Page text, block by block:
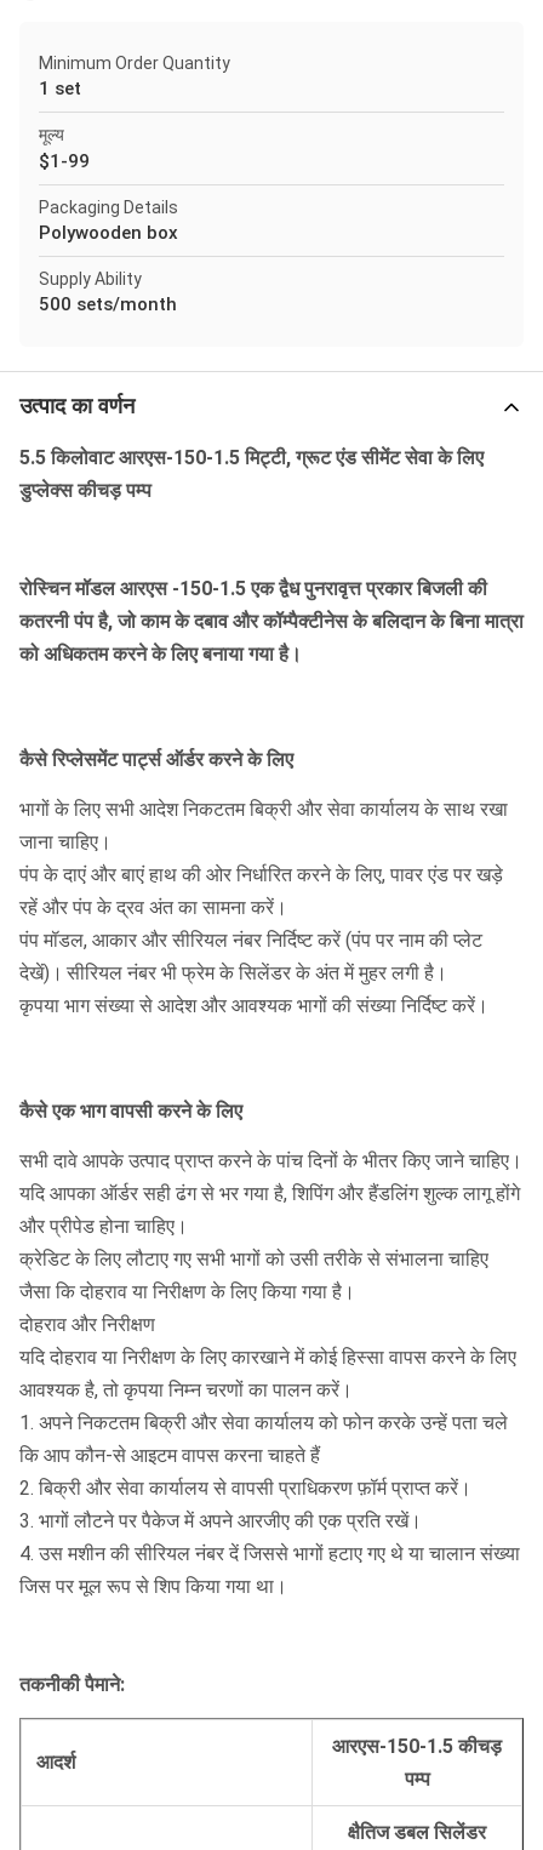
Minimum Order Quantity
1 set
मूल्य
$1-99
Packaging Details
Polywooden box
Supply Ability
500 sets/month
उत्पाद का वर्णन
5.5 किलोवाट आरएस-150-1.5 मिट्टी, ग्रूट एंड सीमेंट सेवा के लिए
डुप्लेक्स कीचड़ पम्प
रोस्चिन मॉडल आरएस -150-1.5 एक द्वैध पुनरावृत्त प्रकार बिजली की
कतरनी पंप है, जो काम के दबाव और कॉम्पैक्टीनेस के बलिदान के बिना मात्रा
को अधिकतम करने के लिए बनाया गया है।
कैसे रिप्लेसमेंट पार्ट्स ऑर्डर करने के लिए
भागों के लिए सभी आदेश निकटतम बिक्री और सेवा कार्यालय के साथ रखा
जाना चाहिए।
पंप के दाएं और बाएं हाथ की ओर निर्धारित करने के लिए, पावर एंड पर खड़े
रहें और पंप के द्रव अंत का सामना करें।
पंप मॉडल, आकार और सीरियल नंबर निर्दिष्ट करें (पंप पर नाम की प्लेट
देखें)। सीरियल नंबर भी फ्रेम के सिलेंडर के अंत में मुहर लगी है।
कृपया भाग संख्या से आदेश और आवश्यक भागों की संख्या निर्दिष्ट करें।
कैसे एक भाग वापसी करने के लिए
सभी दावे आपके उत्पाद प्राप्त करने के पांच दिनों के भीतर किए जाने चाहिए।
यदि आपका ऑर्डर सही ढंग से भर गया है, शिपिंग और हैंडलिंग शुल्क लागू होंगे
और प्रीपेड होना चाहिए।
क्रेडिट के लिए लौटाए गए सभी भागों को उसी तरीके से संभालना चाहिए
जैसा कि दोहराव या निरीक्षण के लिए किया गया है।
दोहराव और निरीक्षण
यदि दोहराव या निरीक्षण के लिए कारखाने में कोई हिस्सा वापस करने के लिए
आवश्यक है, तो कृपया निम्न चरणों का पालन करें।
1. अपने निकटतम बिक्री और सेवा कार्यालय को फोन करके उन्हें पता चले
कि आप कौन-से आइटम वापस करना चाहते हैं
2. बिक्री और सेवा कार्यालय से वापसी प्राधिकरण फ़ॉर्म प्राप्त करें।
3. भागों लौटने पर पैकेज में अपने आरजीए की एक प्रति रखें।
4. उस मशीन की सीरियल नंबर दें जिससे भागों हटाए गए थे या चालान संख्या
जिस पर मूल रूप से शिप किया गया था।
तकनीकी पैमाने:
आदर्श
आरएस-150-1.5 कीचड़
पम्प
क्षैतिज डबल सिलेंडर